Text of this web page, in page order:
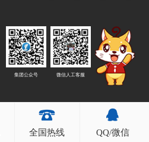
集团公众号 微信人工客服
全国热线 QQ/微信